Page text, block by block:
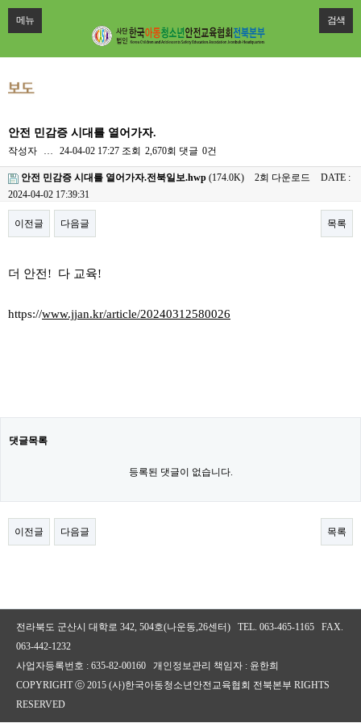
메뉴 검색
안전 민감증 시대를 열어가자.
작성자 … 24-04-02 17:27 조회 2,670회 댓글 0건
안전 민감증 시대를 열어가자.전북일보.hwp (174.0K) 2회 다운로드
DATE :
2024-04-02 17:39:31
이전글 다음글 목록
더 안전! 다 교육!
https://www.jjan.kr/article/20240312580026
댓글목록
등록된 댓글이 없습니다.
이전글 다음글 목록
전라북도 군산시 대학로 342, 504호(나운동,26센터) TEL. 063-465-1165 FAX.
063-442-1232
사업자등록번호 : 635-82-00160 개인정보관리 책임자 : 윤한희
COPYRIGHT ⓒ 2015 (사)한국아동청소년안전교육협회 전북본부 RIGHTS
RESERVED